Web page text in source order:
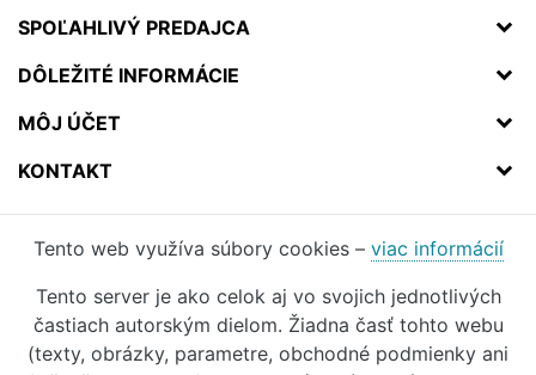
SPOĽAHLIVÝ PREDAJCA
DÔLEŽITÉ INFORMÁCIE
MÔJ ÚČET
KONTAKT
Tento web využíva súbory cookies – viac informácií
Tento server je ako celok aj vo svojich jednotlivých
častiach autorským dielom. Žiadna časť tohto webu
(texty, obrázky, parametre, obchodné podmienky ani